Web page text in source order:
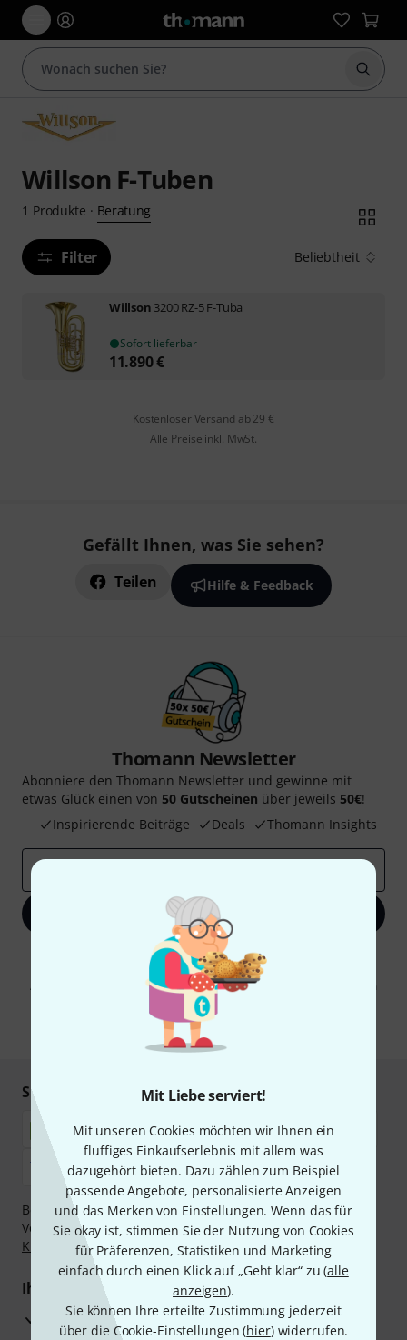
Mit Liebe serviert!
Mit unseren Cookies möchten wir Ihnen ein
fluffiges Einkaufserlebnis mit allem was
dazugehört bieten. Dazu zählen zum Beispiel
passende Angebote, personalisierte Anzeigen
und das Merken von Einstellungen. Wenn das für
Sie okay ist, stimmen Sie der Nutzung von Cookies
für Präferenzen, Statistiken und Marketing
einfach durch einen Klick auf „Geht klar“ zu (alle
anzeigen).
Sie können Ihre erteilte Zustimmung jederzeit
über die Cookie-Einstellungen (hier) widerrufen.
Suche
Willson F-Tuben
1 Produkte · Beratung
Filter Beliebtheit
Willson 3200 RZ-5 F-Tuba
Sofort lieferbar
11.890€
Kostenloser Versand ab 29 €
Alle Preise inkl. MwSt.
Gefällt Ihnen, was Sie sehen?
Teilen Hilfe & Feedback
Thomann Newsletter
Abonniere den Thomann Newsletter und gewinne mit
etwas Glück einen von 50 Gutscheinen über jeweils 50€!
Inspirierende Beiträge
Deals Thomann Insights
Jetzt anmelden
Mit Klick auf „Jetzt anmelden“ stimmen Sie dem Erhalt von E-Mail-
Werbung und einer Messung des E-Mail-Nutzungsverhaltens zu. Die
Abmeldung ist jederzeit möglich. Weitere Informationen finden Sie in
Datenschutzhinweisen
* Pflichtfeld
Sicher einkaufen & bezahlen
Bezahlen Sie vertraulich und sicher per Nachnahme,
Vorkasse, PayPal, Amazon Pay,Klarna Sofort bezahlen,
Klarna Ratenzahlungoder Kreditkarte.
Ihre Vorteile
3 Jahre Thomann Garantie